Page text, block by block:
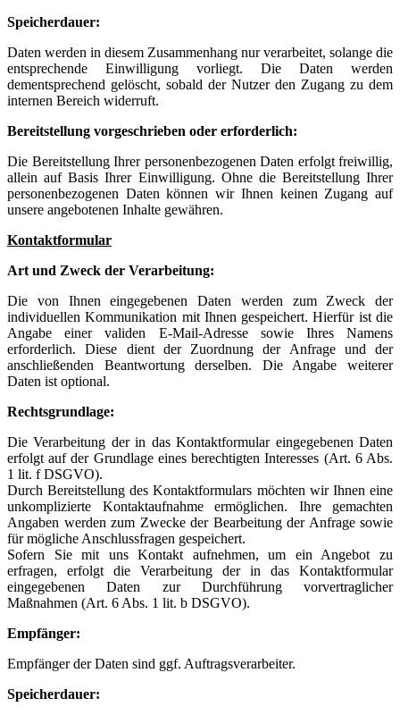
Speicherdauer:
Daten werden in diesem Zusammenhang nur verarbeitet, solange die
entsprechende Einwilligung vorliegt. Die Daten werden
dementsprechend gelöscht, sobald der Nutzer den Zugang zu dem
internen Bereich widerruft.
Bereitstellung vorgeschrieben oder erforderlich:
Die Bereitstellung Ihrer personenbezogenen Daten erfolgt freiwillig,
allein auf Basis Ihrer Einwilligung. Ohne die Bereitstellung Ihrer
personenbezogenen Daten können wir Ihnen keinen Zugang auf
unsere angebotenen Inhalte gewähren.
Kontaktformular
Art und Zweck der Verarbeitung:
Die von Ihnen eingegebenen Daten werden zum Zweck der
individuellen Kommunikation mit Ihnen gespeichert. Hierfür ist die
Angabe einer validen E-Mail-Adresse sowie Ihres Namens
erforderlich. Diese dient der Zuordnung der Anfrage und der
anschließenden Beantwortung derselben. Die Angabe weiterer
Daten ist optional.
Rechtsgrundlage:
Die Verarbeitung der in das Kontaktformular eingegebenen Daten
erfolgt auf der Grundlage eines berechtigten Interesses (Art. 6 Abs.
1 lit. f DSGVO).
Durch Bereitstellung des Kontaktformulars möchten wir Ihnen eine
unkomplizierte Kontaktaufnahme ermöglichen. Ihre gemachten
Angaben werden zum Zwecke der Bearbeitung der Anfrage sowie
für mögliche Anschlussfragen gespeichert.
Sofern Sie mit uns Kontakt aufnehmen, um ein Angebot zu
erfragen, erfolgt die Verarbeitung der in das Kontaktformular
eingegebenen Daten zur Durchführung vorvertraglicher
Maßnahmen (Art. 6 Abs. 1 lit. b DSGVO).
Empfänger:
Empfänger der Daten sind ggf. Auftragsverarbeiter.
Speicherdauer: